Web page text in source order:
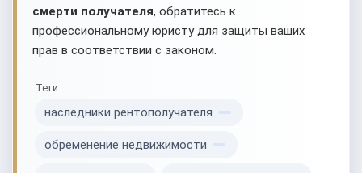
смерти получателя, обратитесь к
профессиональному юристу для защиты ваших
прав в соответствии с законом.
Теги:
наследники рентополучателя
обременение недвижимости